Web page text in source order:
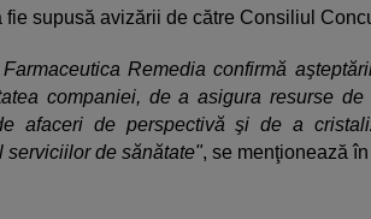
fie supusă avizării de către Consiliul
Remedia confirmă
companiei, de a asigura resurse
afaceri de perspectivă şi de a
serviciilor de sănătate", se menţionează